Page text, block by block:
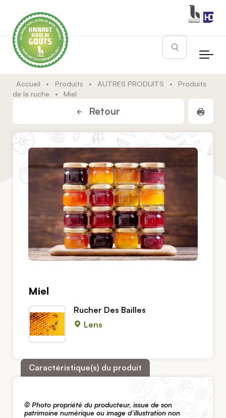
Rechercher
Accueil • Produits • AUTRES PRODUITS •
Produits
de la ruche
• Miel
Retour
Miel
Rucher Des Bailles
Lens
Caractéristique(s) du produit
© Photo propriété du producteur, issue de son
patrimoine numérique ou image d’illustration non